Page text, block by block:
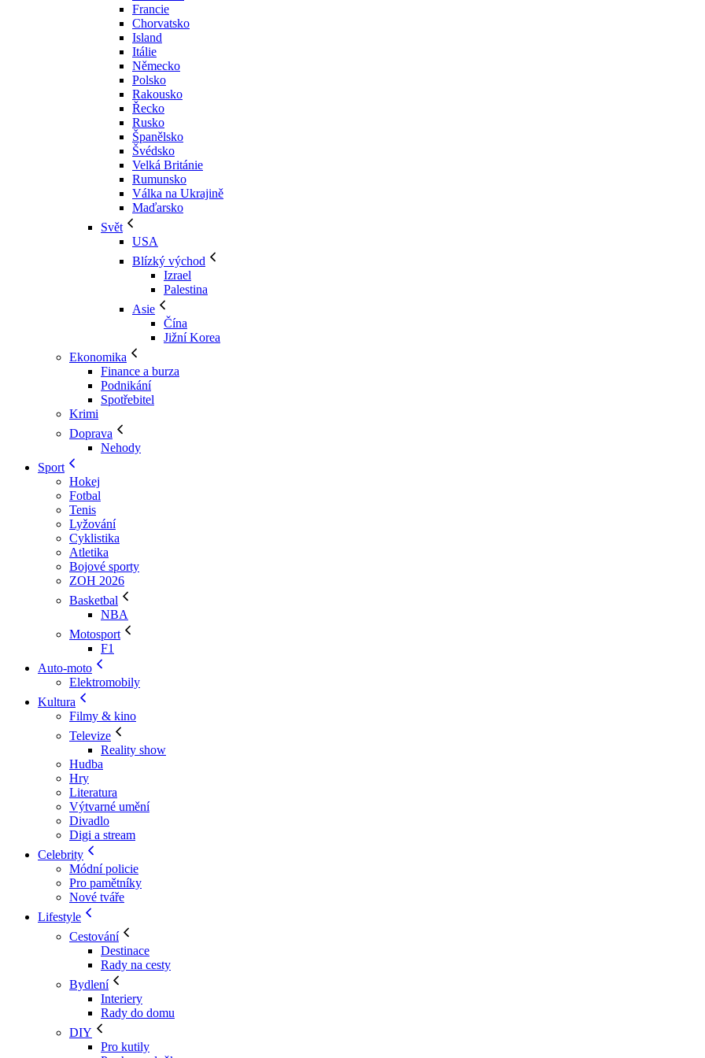
Francie
Chorvatsko
Island
Itálie
Německo
Polsko
Rakousko
Řecko
Rusko
Španělsko
Švédsko
Velká Británie
Rumunsko
Válka na Ukrajině
Maďarsko
Svět
USA
Blízký východ
Izrael
Palestina
Asie
Čína
Jižní Korea
Ekonomika
Finance a burza
Podnikání
Spotřebitel
Krimi
Doprava
Nehody
Sport
Hokej
Fotbal
Tenis
Lyžování
Cyklistika
Atletika
Bojové sporty
ZOH 2026
Basketbal
NBA
Motosport
F1
Auto-moto
Elektromobily
Kultura
Filmy & kino
Televize
Reality show
Hudba
Hry
Literatura
Výtvarné umění
Divadlo
Digi a stream
Celebrity
Módní policie
Pro pamětníky
Nové tváře
Lifestyle
Cestování
Destinace
Rady na cesty
Bydlení
Interiery
Rady do domu
DIY
Pro kutily